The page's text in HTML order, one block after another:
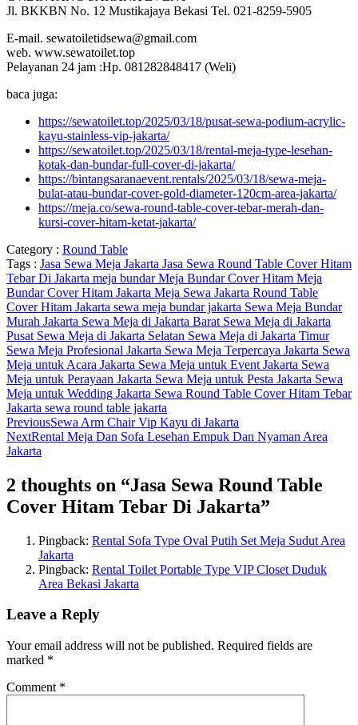
Jl. BKKBN No. 12 Mustikajaya Bekasi Tel. 021-8259-5905
E-mail. sewatoiletidsewa@gmail.com
web. www.sewatoilet.top
Pelayanan 24 jam :Hp. 081282848417 (Weli)
baca juga:
https://sewatoilet.top/2025/03/18/pusat-sewa-podium-acrylic-
kayu-stainless-vip-jakarta/
https://sewatoilet.top/2025/03/18/rental-meja-type-lesehan-
kotak-dan-bundar-full-cover-di-jakarta/
https://bintangsaranaevent.rentals/2025/03/18/sewa-meja-
bulat-atau-bundar-cover-gold-diameter-120cm-area-jakarta/
https://meja.co/sewa-round-table-cover-tebar-merah-dan-
kursi-cover-hitam-ketat-jakarta/
Category : Round Table
Tags : Jasa Sewa Meja Jakarta Jasa Sewa Round Table Cover Hitam
Tebar Di Jakarta meja bundarMeja Bundar Cover Hitam Meja
Bundar Cover Hitam Jakarta Meja Sewa Jakarta Round Table
Cover Hitam Jakarta sewa meja bundar jakarta Sewa Meja Bundar
Murah Jakarta Sewa Meja di Jakarta Barat Sewa Meja di Jakarta
Pusat Sewa Meja di Jakarta Selatan Sewa Meja di Jakarta Timur
Sewa Meja Profesional Jakarta Sewa Meja Terpercaya Jakarta Sewa
Meja untuk Acara Jakarta Sewa Meja untuk Event Jakarta Sewa
Meja untuk Perayaan Jakarta Sewa Meja untuk Pesta Jakarta Sewa
Meja untuk Wedding Jakarta Sewa Round Table Cover Hitam Tebar
Jakarta sewa round table jakarta
PreviousSewa Arm Chair Vip Kayu di Jakarta
NextRental Meja Dan Sofa Lesehan Empuk Dan Nyaman Area
Jakarta
2 thoughts on “Jasa Sewa Round Table
Cover Hitam Tebar Di Jakarta”
Pingback: Rental Sofa Type Oval Putih Set Meja Sudut Area
Jakarta
Pingback: Rental Toilet Portable Type VIP Closet Duduk
Area Bekasi Jakarta
Leave a Reply
Your email address will not be published. Required fields are
marked *
Comment *